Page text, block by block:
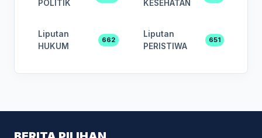
POLITIK
KESEHATAN
Liputan
HUKUM
662
Liputan
PERISTIWA
651